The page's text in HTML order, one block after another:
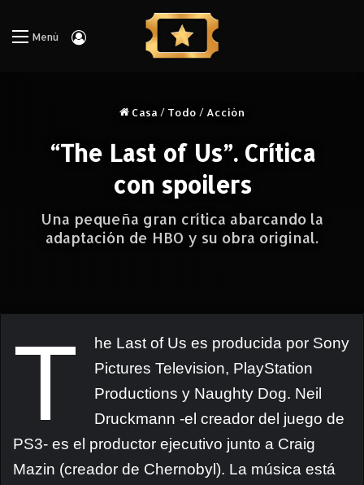
Menú Iniciar Sesión
Casa / Todo / Acción
“The Last of Us”. Crítica
con spoilers
Una pequeña gran crítica abarcando la
adaptación de HBO y su obra original.
T
he Last of Us es producida por Sony
Pictures Television, PlayStation
Productions y Naughty Dog. Neil
Druckmann -el creador del juego de
PS3- es el productor ejecutivo junto a Craig
Mazin (creador de Chernobyl). La música está